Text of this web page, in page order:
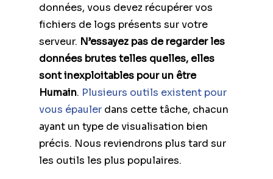
données, vous devez récupérer vos
fichiers de logs présents sur votre
serveur. N’essayez pas de regarder les
données brutes telles quelles, elles
sont inexploitables pour un être
Humain. Plusieurs outils existent pour
vous épauler dans cette tâche, chacun
ayant un type de visualisation bien
précis. Nous reviendrons plus tard sur
les outils les plus populaires.